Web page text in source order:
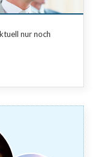
nur noch